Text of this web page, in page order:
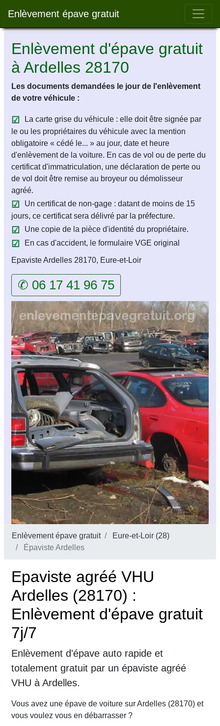
Enlèvement épave gratuit Bar
Enlèvement d'épave gratuit
à Ardelles 28170
Les documents demandées le jour de l'enlèvement
de votre véhicule :
La carte grise du véhicule : elle doit être signée par
le ou les propriétaires du véhicule avec la mention
obligatoire « cédé le... » au jour, date et heure
d'enlèvement de la voiture. En cas de vol ou de perte du
certificat d'immatriculation, une déclaration de perte ou
de vol doit être remise au broyeur ou démolisseur
agréé.
Un certificat de non-gage : datant de moins de 15
jours, ce certificat sera délivré par la préfecture.
Une copie de la pièce d'identité du propriétaire.
En cas d'accident, le formulaire VGE original
Epaviste Ardelles 28170, Eure-et-Loir
✆ 06 17 41 96 75
Enlèvement épave gratuit
Eure-et-Loir (28)
Épaviste Ardelles
Epaviste agréé VHU
Ardelles (28170) :
Enlèvement d'épave gratuit
7j/7
Enlèvement d'épave auto rapide et
totalement gratuit par un épaviste agréé
VHU à Ardelles.
Vous avez une épave de voiture sur Ardelles (28170) et
vous voulez vous en débarrasser ?